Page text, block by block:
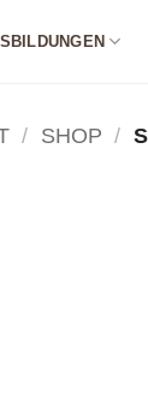
/ SHOP /